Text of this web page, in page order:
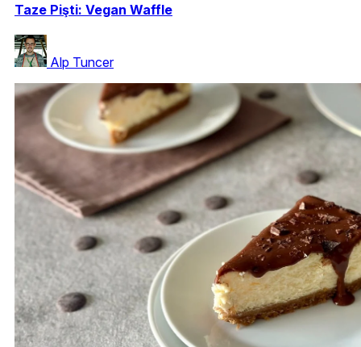
Taze Pişti: Vegan Waffle
Alp Tuncer